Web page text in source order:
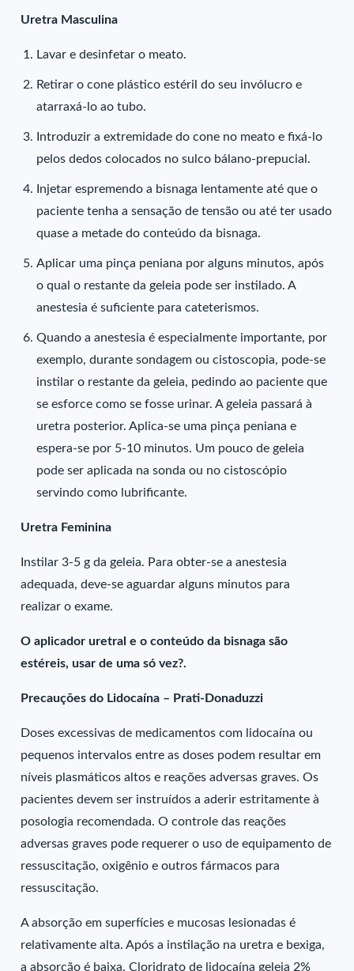
Uretra Masculina
Lavar e desinfetar o meato.
Retirar o cone plástico estéril do seu invólucro e
atarraxá-lo ao tubo.
Introduzir a extremidade do cone no meato e fixá-lo
pelos dedos colocados no sulco bálano-prepucial.
Injetar espremendo a bisnaga lentamente até que o
paciente tenha a sensação de tensão ou até ter usado
quase a metade do conteúdo da bisnaga.
Aplicar uma pinça peniana por alguns minutos, após
o qual o restante da geleia pode ser instilado. A
anestesia é suficiente para cateterismos.
Quando a anestesia é especialmente importante, por
exemplo, durante sondagem ou cistoscopia, pode-se
instilar o restante da geleia, pedindo ao paciente que
se esforce como se fosse urinar. A geleia passará à
uretra posterior. Aplica-se uma pinça peniana e
espera-se por 5-10 minutos. Um pouco de geleia
pode ser aplicada na sonda ou no cistoscópio
servindo como lubrificante.
Uretra Feminina
Instilar 3-5 g da geleia. Para obter-se a anestesia
adequada, deve-se aguardar alguns minutos para
realizar o exame.
O aplicador uretral e o conteúdo da bisnaga são
estéreis, usar de uma só vez?.
Precauções do Lidocaína – Prati-Donaduzzi
Doses excessivas de medicamentos com lidocaína ou
pequenos intervalos entre as doses podem resultar em
níveis plasmáticos altos e reações adversas graves. Os
pacientes devem ser instruídos a aderir estritamente à
posologia recomendada. O controle das reações
adversas graves pode requerer o uso de equipamento de
ressuscitação, oxigênio e outros fármacos para
ressuscitação.
A absorção em superfícies e mucosas lesionadas é
relativamente alta. Após a instilação na uretra e bexiga,
a absorção é baixa. Cloridrato de lidocaína geleia 2%